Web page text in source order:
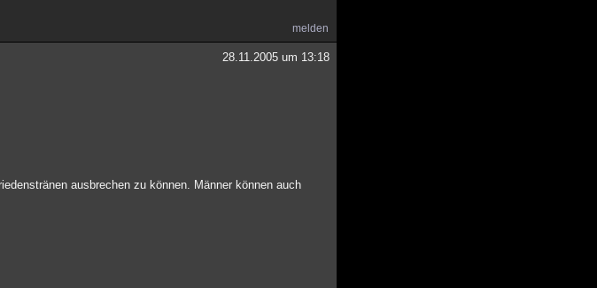
melden
28.11.2005 um 13:18
ausbrechen zu können. Männer können auch